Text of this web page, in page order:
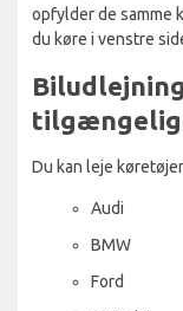
opfylder de samme
du køre i venstre
Du kan leje
Audi
BMW
Ford